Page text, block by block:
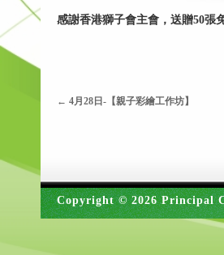
感謝香港獅子會主會，送贈50張
← 4月28日-【親子彩繪工作坊】
Copyright © 2026 Principal